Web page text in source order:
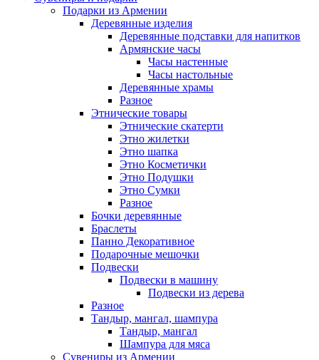
Подарки из Армении
Деревянные изделия
Деревянные подставки для напитков
Армянские часы
Часы настенные
Часы настольные
Деревянные храмы
Разное
Этнические товары
Этнические скатерти
Этно жилетки
Этно шапка
Этно Косметички
Этно Подушки
Этно Сумки
Разное
Бочки деревянные
Браслеты
Панно Декоративное
Подарочные мешочки
Подвески
Подвески в машину
Подвески из дерева
Разное
Тандыр, мангал, шампура
Тандыр, мангал
Шампура для мяса
Сувениры из Армении